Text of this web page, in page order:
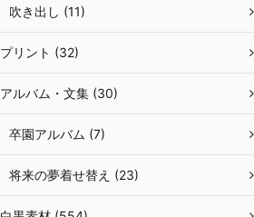
吹き出し (11)
プリント (32)
アルバム・文集 (30)
卒園アルバム (7)
将来の夢着せ替え (23)